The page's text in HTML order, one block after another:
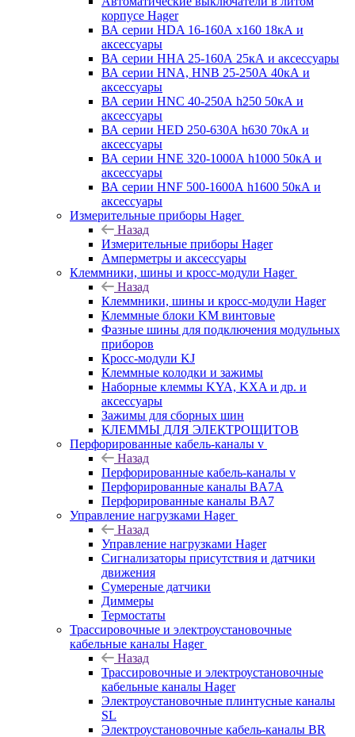
корпусе Hager
ВА серии HDA 16-160А x160 18кА и
аксессуары
ВА серии HHA 25-160А 25кА и аксессуары
ВА серии HNA, HNB 25-250А 40кА и
аксессуары
ВА серии HNC 40-250А h250 50кА и
аксессуары
ВА серии HED 250-630А h630 70кА и
аксессуары
ВА серии HNE 320-1000А h1000 50кА и
аксессуары
ВА серии HNF 500-1600А h1600 50кА и
аксессуары
Измерительные приборы Hager
Назад
Измерительные приборы Hager
Амперметры и аксессуары
Клеммники, шины и кросс-модули Hager
Назад
Клеммники, шины и кросс-модули Hager
Клеммные блоки KM винтовые
Фазные шины для подключения модульных
приборов
Кросс-модули KJ
Клеммные колодки и зажимы
Наборные клеммы KYA, KXA и др. и
аксессуары
Зажимы для сборных шин
КЛЕММЫ ДЛЯ ЭЛЕКТРОЩИТОВ
Перфорированные кабель-каналы v
Назад
Перфорированные кабель-каналы v
Перфорированные каналы BA7A
Перфорированные каналы BA7
Управление нагрузками Hager
Назад
Управление нагрузками Hager
Сигнализаторы присутствия и датчики
движения
Сумереные датчики
Диммеры
Термостаты
Трассировочные и электроустановочные
кабельные каналы Hager
Назад
Трассировочные и электроустановочные
кабельные каналы Hager
Электроустановочные плинтусные каналы
SL
Электроустановочные кабель-каналы BR